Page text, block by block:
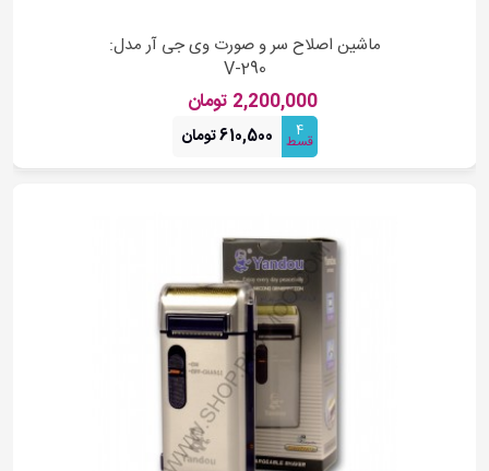
ماشین اصلاح سر و صورت وی جی آر مدل:
V-290
2,200,000 تومان
4
قسط 610,500 تومان